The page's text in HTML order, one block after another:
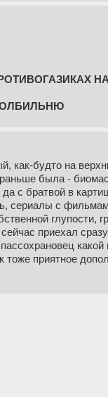
будто на
была -
да с братвой в
сериалы с
глупости,
приехал
приятное